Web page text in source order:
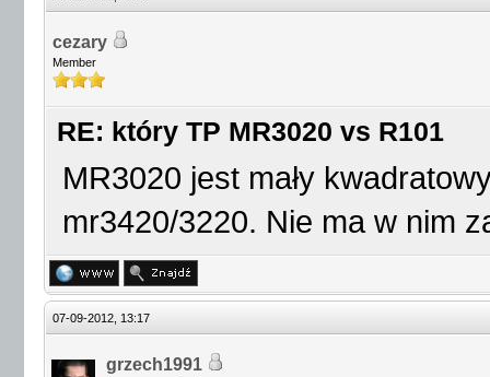
cezary
Member
RE: który TP MR3020 vs R101
MR3020 jest mały
mr3420/3220. Nie ma w nim
07-09-2012, 13:17
grzech1991